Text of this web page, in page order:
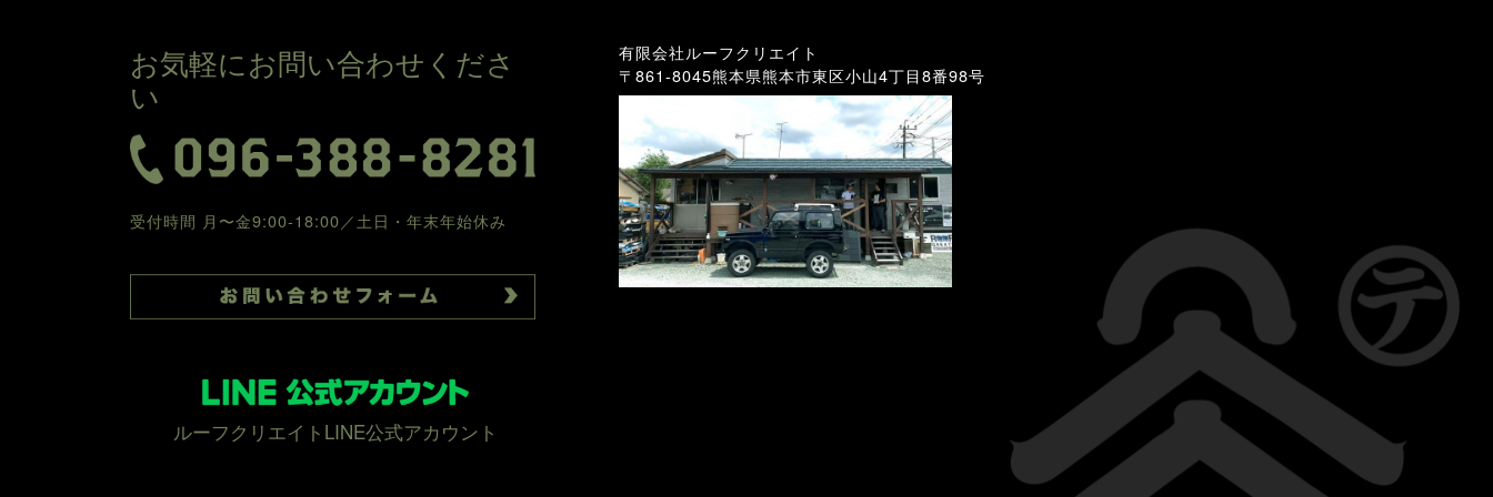
お気軽にお問い合わせくださ
い
受付時間 月〜金9:00-18:00／土日・年末年始休み
有限会社ルーフクリエイト
〒861-8045熊本県熊本市東区小山4丁目8番98号
ルーフクリエイトLINE公式アカウント